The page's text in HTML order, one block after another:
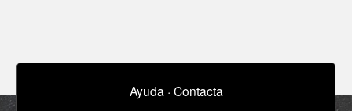
Ayuda · Contacta